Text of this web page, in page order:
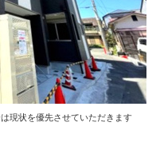
現状を優先させていただきます